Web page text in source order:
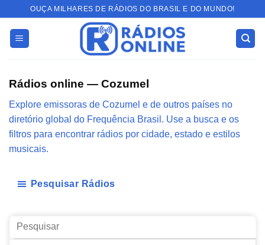
content
OUÇA MILHARES DE RÁDIOS DO BRASIL E DO MUNDO!
Rádios online — Cozumel
Explore emissoras de Cozumel e de outros países no
diretório global do Frequência Brasil. Use a busca e os
filtros para encontrar rádios por cidade, estado e estilos
musicais.
Pesquisar Rádios